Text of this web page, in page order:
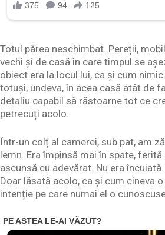
Totul părea neschimbat. Pereții,
vechi și de casă în care timpul se
obiect era la locul lui, ca și cum
totuși, undeva, în acea casă atât de
detaliu capabil să răstoarne tot ce
petrecuți acolo.
Într-un colț al camerei, sub pat, am
lemn. Era împinsă mai în spate, ferită
ascunsă cu adevărat. Nu era
Doar lăsată acolo, ca și cum cineva
intenție pe care numai el o